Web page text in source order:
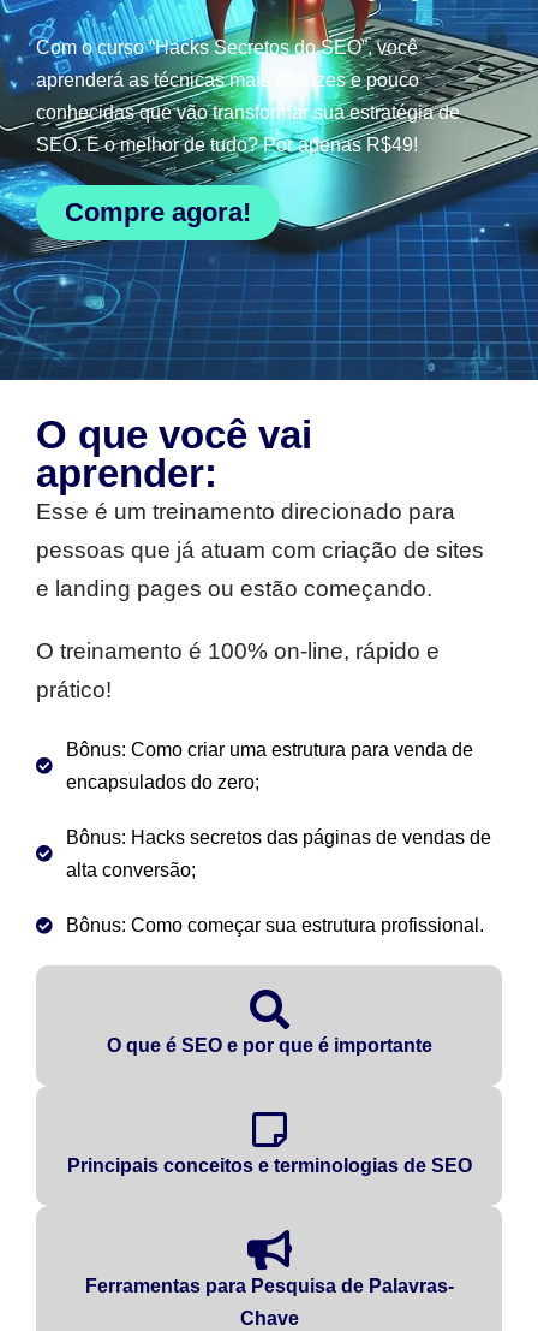
Com o curso “Hacks Secretos do SEO”, você
aprenderá as técnicas mais eficazes e pouco
conhecidas que vão transformar sua estratégia de
SEO. E o melhor de tudo? Por apenas R$49!
Compre agora!
O que você vai
aprender:
Esse é um treinamento direcionado para
pessoas que já atuam com criação de sites
e landing pages ou estão começando.
O treinamento é 100% on-line, rápido e
prático!
Bônus: Como criar uma estrutura para venda de
encapsulados do zero;
Bônus: Hacks secretos das páginas de vendas de
alta conversão;
Bônus: Como começar sua estrutura profissional.
O que é SEO e por que é importante
Principais conceitos e terminologias de SEO
Ferramentas para Pesquisa de Palavras-
Chave